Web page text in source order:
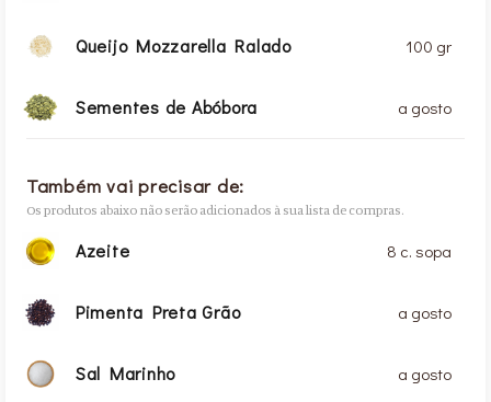
Queijo Mozzarella Ralado 100 gr
Sementes de Abóbora a gosto
Também vai precisar de:
Os produtos abaixo não serão adicionados à sua lista de compras.
Azeite 8 c. sopa
Pimenta Preta Grão a gosto
Sal Marinho a gosto